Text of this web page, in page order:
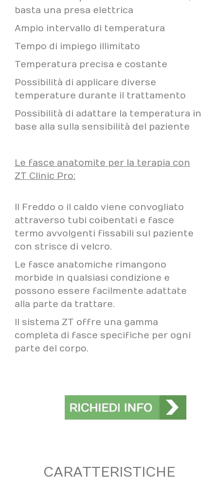
basta una presa elettrica
Ampio intervallo di temperatura
Tempo di impiego illimitato
Temperatura precisa e costante
Possibilità di applicare diverse
temperature durante il trattamento
Possibilità di adattare la temperatura in
base alla sulla sensibilità del paziente
Le fasce anatomite per la terapia con
ZT Clinic Pro:
Il Freddo o il caldo viene convogliato
attraverso tubi coibentati e fasce
termo avvolgenti fissabili sul paziente
con strisce di velcro.
Le fasce anatomiche rimangono
morbide in qualsiasi condizione e
possono essere facilmente adattate
alla parte da trattare.
Il sistema ZT offre una gamma
completa di fasce specifiche per ogni
parte del corpo.
CARATTERISTICHE